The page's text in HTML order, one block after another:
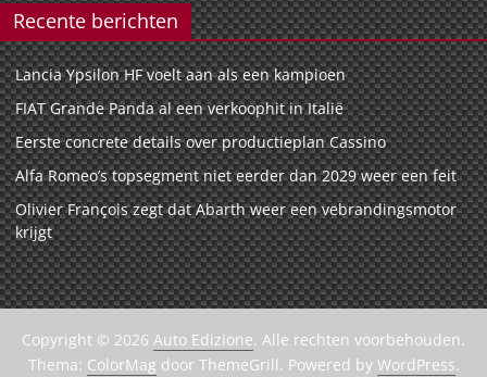
Recente berichten
Lancia Ypsilon HF voelt aan als een kampioen
FIAT Grande Panda al een verkoophit in Italië
Eerste concrete details over productieplan Cassino
Alfa Romeo’s topsegment niet eerder dan 2029 weer een feit
Olivier François zegt dat Abarth weer een vebrandingsmotor
krijgt
Copyright © 2026 Auto Edizione. Alle rechten voorbehouden.
Thema: ColorMag door ThemeGrill. Powered by WordPress.